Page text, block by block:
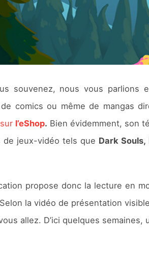
souvenez, nous vous parlions
comics ou même de mangas
sur l’eShop. Bien évidemment, son
de jeux-vidéo tels que Dark Souls,
propose donc la lecture en
la vidéo de présentation
allez. D’ici quelques